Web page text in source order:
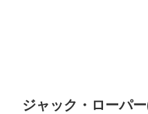
ジャック・ローパ